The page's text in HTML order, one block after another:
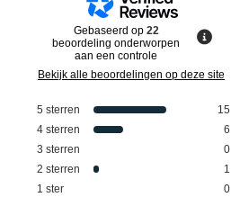
Gebaseerd op 22
beoordeling onderworpen
aan een controle
Bekijk alle beoordelingen op deze site
5 sterren
15
4 sterren
6
3 sterren
0
2 sterren
1
1 ster 0